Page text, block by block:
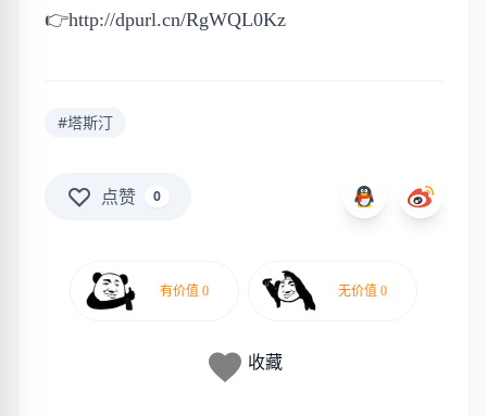
👉http://dpurl.cn/RgWQL0Kz
#塔斯汀
点赞 0
收藏